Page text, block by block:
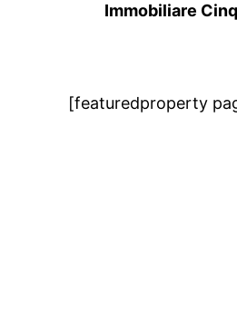
Immobiliare
[featuredproperty